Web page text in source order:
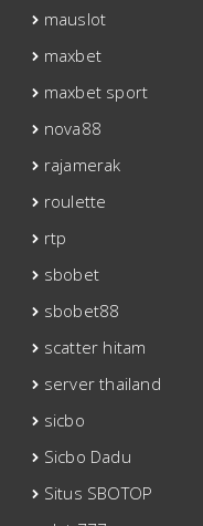
mauslot
maxbet
maxbet sport
nova88
rajamerak
roulette
rtp
sbobet
sbobet88
scatter hitam
server thailand
sicbo
Sicbo Dadu
Situs SBOTOP